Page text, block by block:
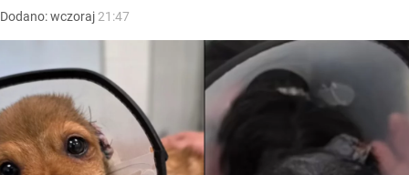
Dodano:wczoraj 21:47